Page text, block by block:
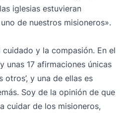
iglesias estuvieran
de nuestros misioneros».
y la compasión. En el
unas 17 afirmaciones únicas
otros’, y una de ellas es
Soy de la opinión de que
cuidar de los misioneros,